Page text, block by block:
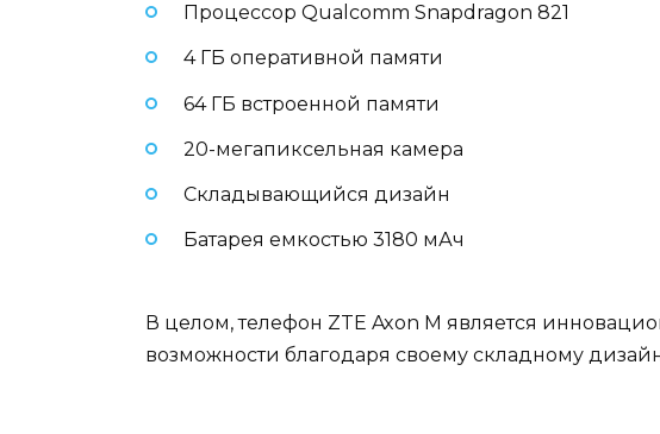
Процессор Qualcomm Snapdragon 821
4 ГБ оперативной памяти
64 ГБ встроенной памяти
20-мегапиксельная камера
Складывающийся дизайн
Батарея емкостью 3180 мАч
В целом, телефон ZTE Axon M является
возможности благодаря своему складному